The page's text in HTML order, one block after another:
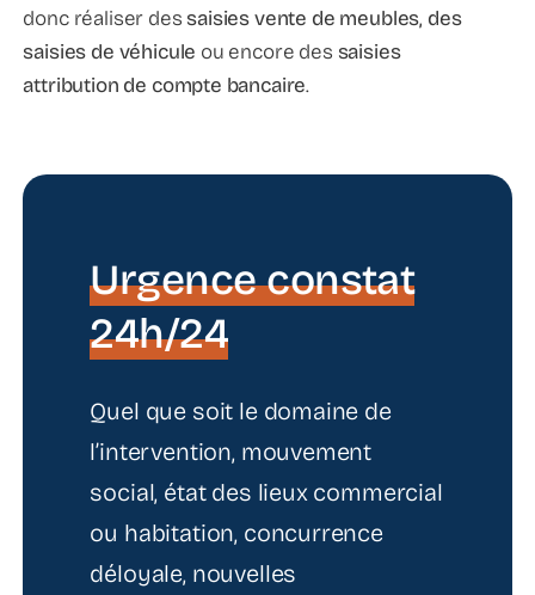
donc réaliser des saisies vente de meubles, des
saisies de véhicule ou encore des saisies
attribution de compte bancaire.
Urgence constat
24h/24
Quel que soit le domaine de
l’intervention, mouvement
social, état des lieux commercial
ou habitation, concurrence
déloyale, nouvelles